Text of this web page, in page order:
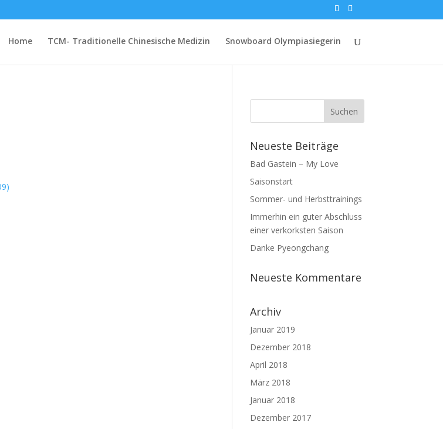
Home TCM- Traditionelle Chinesische Medizin Snowboard Olympiasiegerin
Neueste Beiträge
Bad Gastein – My Love
Saisonstart
Sommer- und Herbsttrainings
Immerhin ein guter Abschluss
einer verkorksten Saison
Danke Pyeongchang
Neueste Kommentare
Archiv
Januar 2019
Dezember 2018
April 2018
März 2018
Januar 2018
Dezember 2017